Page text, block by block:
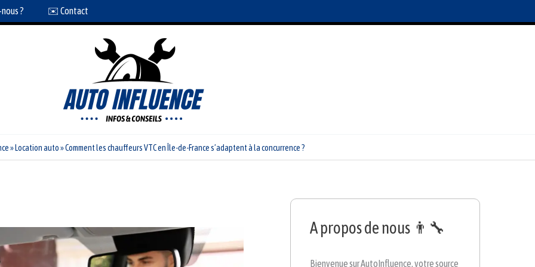
? ✉️ Contact
» Location auto»Comment les chauffeurs VTC en Île-de-France s’adaptent à la concurrence ?
A propos de nous 👨‍🔧
Bienvenue sur AutoInfluence, votre source